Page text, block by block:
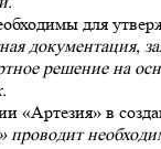
для
документация,
решение на
«Артезия» в
проводит